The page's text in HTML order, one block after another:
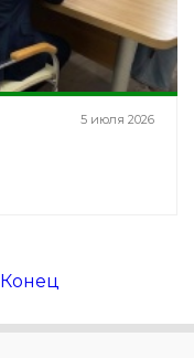
5 июля 2026
Конец